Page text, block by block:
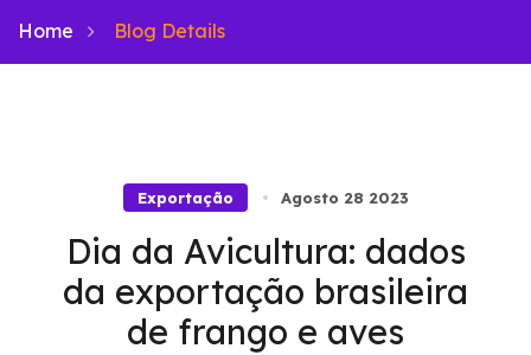
Home Blog Details
Exportação Agosto 28 2023
Dia da Avicultura: dados
da exportação brasileira
de frango e aves